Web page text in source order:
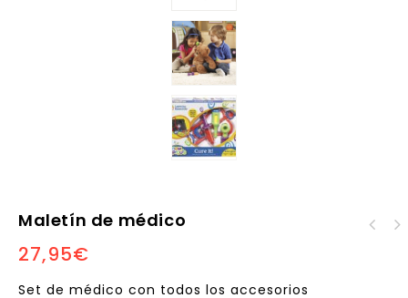
Maletín de médico
27,95€
Set de médico con todos los accesorios